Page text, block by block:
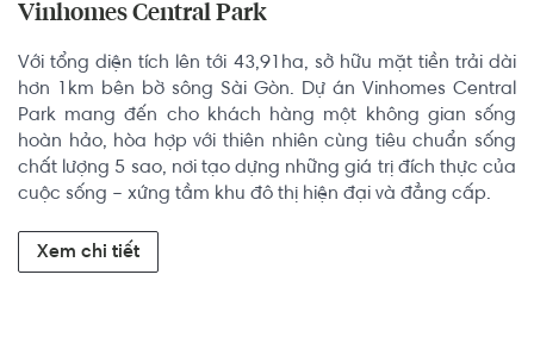
Vinhomes Central Park
Với tổng diện tích lên tới 43,91ha, sở hữu mặt tiền trải dài
hơn 1km bên bờ sông Sài Gòn. Dự án Vinhomes Central
Park mang đến cho khách hàng một không gian sống
hoàn hảo, hòa hợp với thiên nhiên cùng tiêu chuẩn sống
chất lượng 5 sao, nơi tạo dựng những giá trị đích thực của
cuộc sống – xứng tầm khu đô thị hiện đại và đẳng cấp.
Xem chi tiết